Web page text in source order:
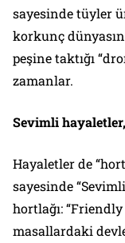
sayesinde tüyler
korkunç
peşine taktığı
zamanlar.
Sevimli
Hayaletler de
sayesinde
hortlağı:“Friendly
masallardaki